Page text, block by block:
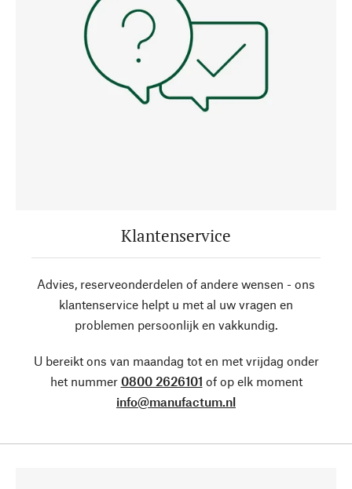
Klantenservice
Advies, reserveonderdelen of andere wensen - ons
klantenservice helpt u met al uw vragen en
problemen persoonlijk en vakkundig.
U bereikt ons van maandag tot en met vrijdag onder
het nummer 0800 2626101 of op elk moment
info@manufactum.nl